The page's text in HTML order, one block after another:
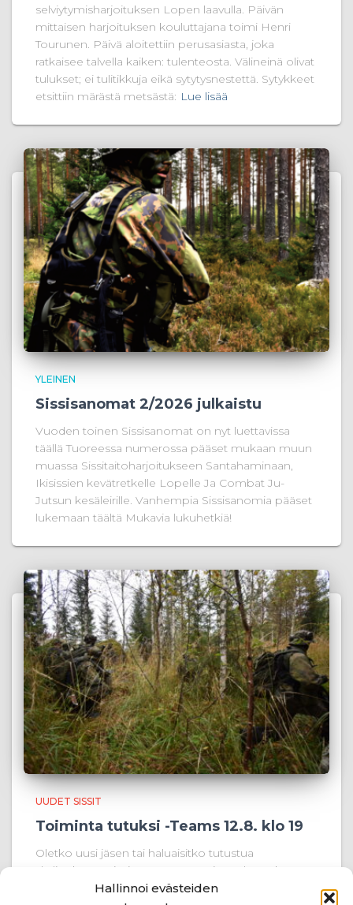
Hallinnoi evästeiden
selviytymisharjoituksen Lopen laavulla. Päivän
mittaisen harjoituksen kouluttajana toimi Henri
Tourunen. Päivä aloitettiin perusasiasta, joka
ratkaisee talvella kaiken: tulenteosta. Välineinä olivat
tulukset; ei tulitikkuja eikä sytytysnestettä. Sytykkeet
etsittiin märästä metsästä: Lue lisää
YLEINEN
Sissisanomat 2/2026 julkaistu
Vuoden toinen Sissisanomat on nyt luettavissa
täällä Tuoreessa numerossa pääset mukaan muun
muassa Sissitaitoharjoitukseen Santahaminaan,
Ikisissien kevätretkelle Lopelle Ja Combat Ju-
Jutsun kesäleirille. Vanhempia Sissisanomia pääset
lukemaan täältä Mukavia lukuhetkiä!
UUDET SISSIT
Toiminta tutuksi -Teams 12.8. klo 19
Oletko uusi jäsen tai haluaisitko tutustua
yhdistyksen toimintaan paremmin? Tule mukaan
Toiminta tutuksi -tilaisuuteen! Tilaisuus järjestetään